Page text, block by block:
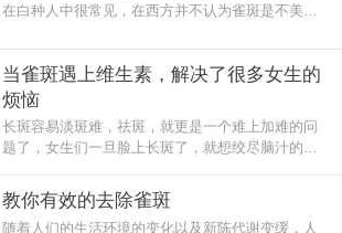
在白种人中很常见，在西方并不认为雀斑是不美丽
界，所以求美者有治
当雀斑遇上维生素，解决了很多女生的
烦恼
长斑容易淡斑难，祛斑，就更是一个难上加难的问
题了，女生们一旦脸上长斑了，就想绞尽脑汁的想
及时的用正确的
教你有效的去除雀斑
随着人们的生活环境的变化以及新陈代谢变缓，人